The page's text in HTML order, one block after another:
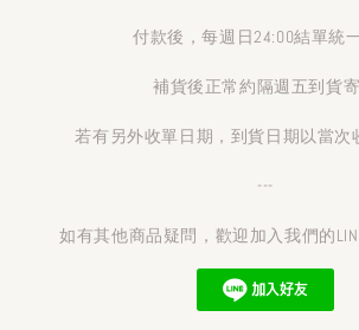
付款後，每週日24:00結單統
補貨後正常約隔週五到貨
若有另外收單日期，到貨日期以當次
---
如有其他商品疑問，歡迎加入我們的